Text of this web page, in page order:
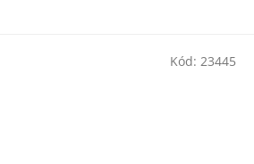
Kód: 23445